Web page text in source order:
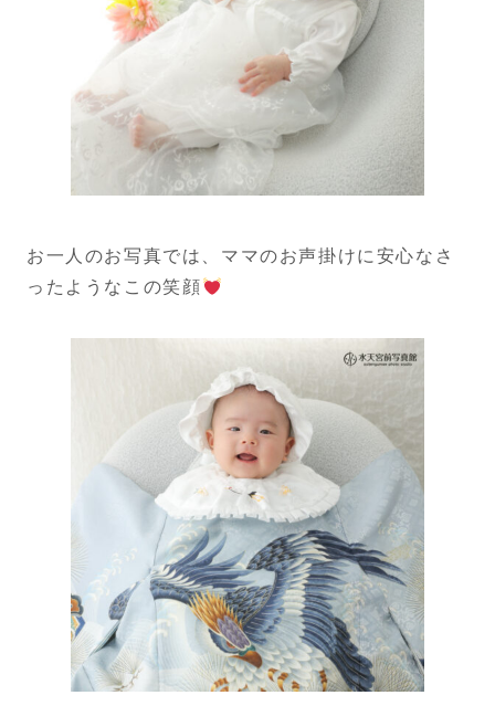
お一人のお写真では、ママのお声掛けに安心なさ
ったようなこの笑顔